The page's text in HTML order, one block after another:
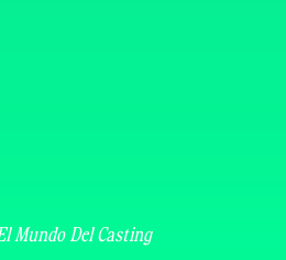
Mundo Del Casting